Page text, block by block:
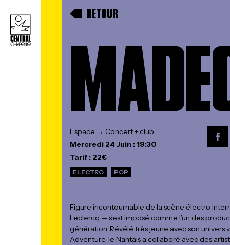
RETOUR
Espace → Concert + club
Mercredi 24 Juin : 19:30
Tarif : 22€
ELECTRO POP
Figure incontournable de la scène électro
Leclercq — s’est imposé comme l’un des
génération. Révélé très jeune avec son univers
Adventure, le Nantais a collaboré avec des